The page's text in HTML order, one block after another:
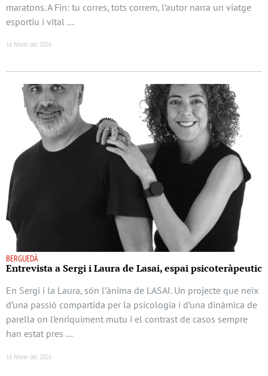
maratons. A Fin: tu corres, tots correm, l’autor narra un viatge
esportiu i vital …
16 febrer del 2026
BERGUEDÀ
Entrevista a Sergi i Laura de Lasai, espai psicoteràpeutic
En Sergi i la Laura, són l’ànima de LASAI. Un projecte que neix
d’una passió compartida per la psicologia i d’una dinàmica de
parella on l’enriquiment mutu i el contrast de casos sempre
han estat pres …
16 febrer del 2026